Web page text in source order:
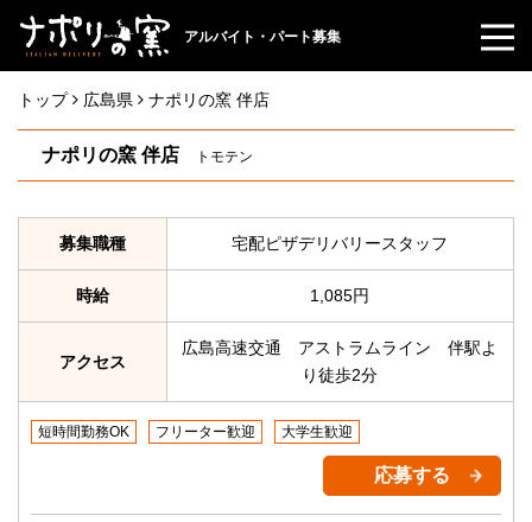
アルバイト・パート募集
トップ 広島県 ナポリの窯 伴店
ナポリの窯 伴店 トモテン
募集職種 宅配ピザデリバリースタッフ
時給 1,085円
アクセス
広島高速交通 アストラムライン 伴駅よ
り徒歩2分
短時間勤務OK フリーター歓迎 大学生歓迎
応募する